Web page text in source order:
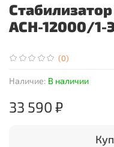
(0)
Наличие: В наличии
АСН-12000/1-
33 590 ₽